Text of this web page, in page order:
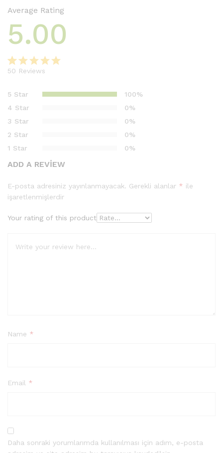
Average Rating
5.00
puanına
5
üzerinden
5.00
aldı
50 Reviews
5 Star
100%
4 Star
0%
3 Star
0%
2 Star
0%
1 Star
0%
ADD A REVIEW
E-posta adresiniz yayınlanmayacak. Gerekli alanlar * ile
işaretlenmişlerdir
Your rating of this product
Name *
Email *
Daha sonraki yorumlarımda kullanılması için adım, e-posta